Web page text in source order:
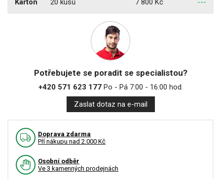
Potřebujete se poradit se specialistou?
+420 571 623 177Po - Pá 7:00 - 16:00 hod.
Zaslat dotaz na e-mail
Doprava zdarma
Pří nákupu nad 2.000 Kč
Osobní odběr
Ve 3 kamenných prodejnách